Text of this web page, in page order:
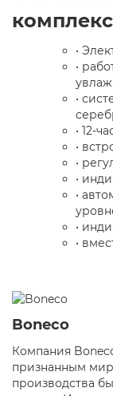
•
•
•
• 12-
•
•
•
•
•
•
Boneco
Компания
признанным
производства